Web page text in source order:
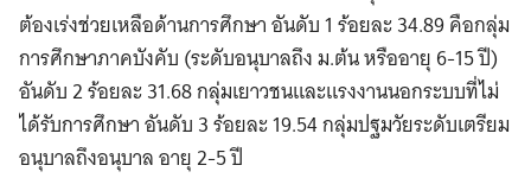
ต้องเร่งช่วยเหลือด้านการศึกษา อันดับ 1 ร้อยละ 34.89 คือกลุ่ม
การศึกษาภาคบังคับ (ระดับอนุบาลถึง ม.ต้น หรืออายุ 6-15 ปี)
อันดับ 2 ร้อยละ 31.68 กลุ่มเยาวชนและแรงงานนอกระบบที่ไม่
ได้รับการศึกษา อันดับ 3 ร้อยละ 19.54 กลุ่มปฐมวัยระดับเตรียม
อนุบาลถึงอนุบาล อายุ 2-5 ปี